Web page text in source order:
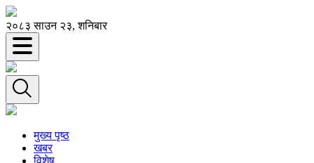
२०८३ साउन २३, शनिबार
मुख्य पृष्ठ
खबर
विशेष